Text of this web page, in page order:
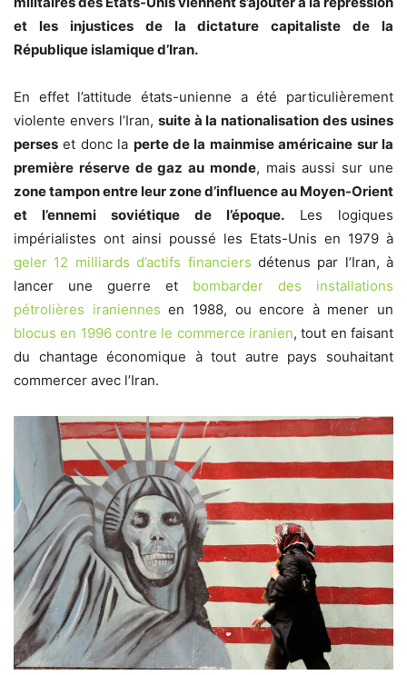
et les injustices de la dictature capitaliste de la
République islamique d’Iran.
En effet l’attitude états-unienne a été particulièrement
violente envers l’Iran, suite à la nationalisation des usines
perses et donc la perte de la mainmise américaine sur la
première réserve de gaz au monde, mais aussi sur une
zone tampon entre leur zone d’influence au Moyen-Orient
et l’ennemi soviétique de l’époque. Les logiques
impérialistes ont ainsi poussé les Etats-Unis en 1979 à
geler 12 milliards d’actifs financiers détenus par l’Iran, à
lancer une guerre et bombarder des installations
pétrolières iraniennes en 1988, ou encore à mener un
blocus en 1996 contre le commerce iranien, tout en faisant
du chantage économique à tout autre pays souhaitant
commercer avec l’Iran.